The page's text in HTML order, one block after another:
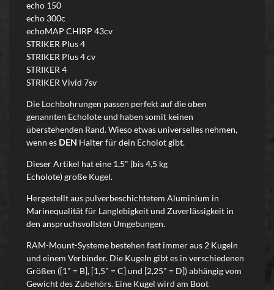
echo 150
echo 300c
echoMAP CHIRP 43cv
STRIKER Plus 4
STRIKER Plus 4 cv
STRIKER 4
STRIKER Vivid 7sv
Die Lochbohrungen passen perfekt auf die oben
genannten Echolote und haben somit keinen
überstehenden Rand. Wieso etwas universelles nehmen,
wenn es DEN Halterfür dein Echolot gibt.
Dieser Artikel hat eine 1,5" (bis 4,5 kg
Echolote) große Kugel.
Hergestellt aus pulverbeschichtetem Aluminium in
Marinequalität für Langlebigkeit und Zuverlässigkeit in
den anspruchsvollsten Umgebungen.
RAM-Mount-Systeme bestehen fast immer aus 2 Kugeln
und einem Verbinder. Die Kugeln gibt es in verschiedenen
Größen ([1" = B], [1,5" = C] und [2,25" = D]) abhängig vom
Gewicht des Zubehörs. Eine Kugel wird am Boot